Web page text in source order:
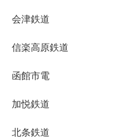
会津鉄道
信楽高原鉄道
函館市電
加悦鉄道
北条鉄道